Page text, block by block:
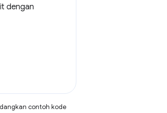
dengan
contoh kode